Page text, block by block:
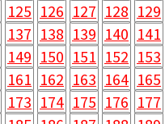
125 126 127 128 129
137 138 139 140 141
149 150 151 152 153
161 162 163 164 165
173 174 175 176 177